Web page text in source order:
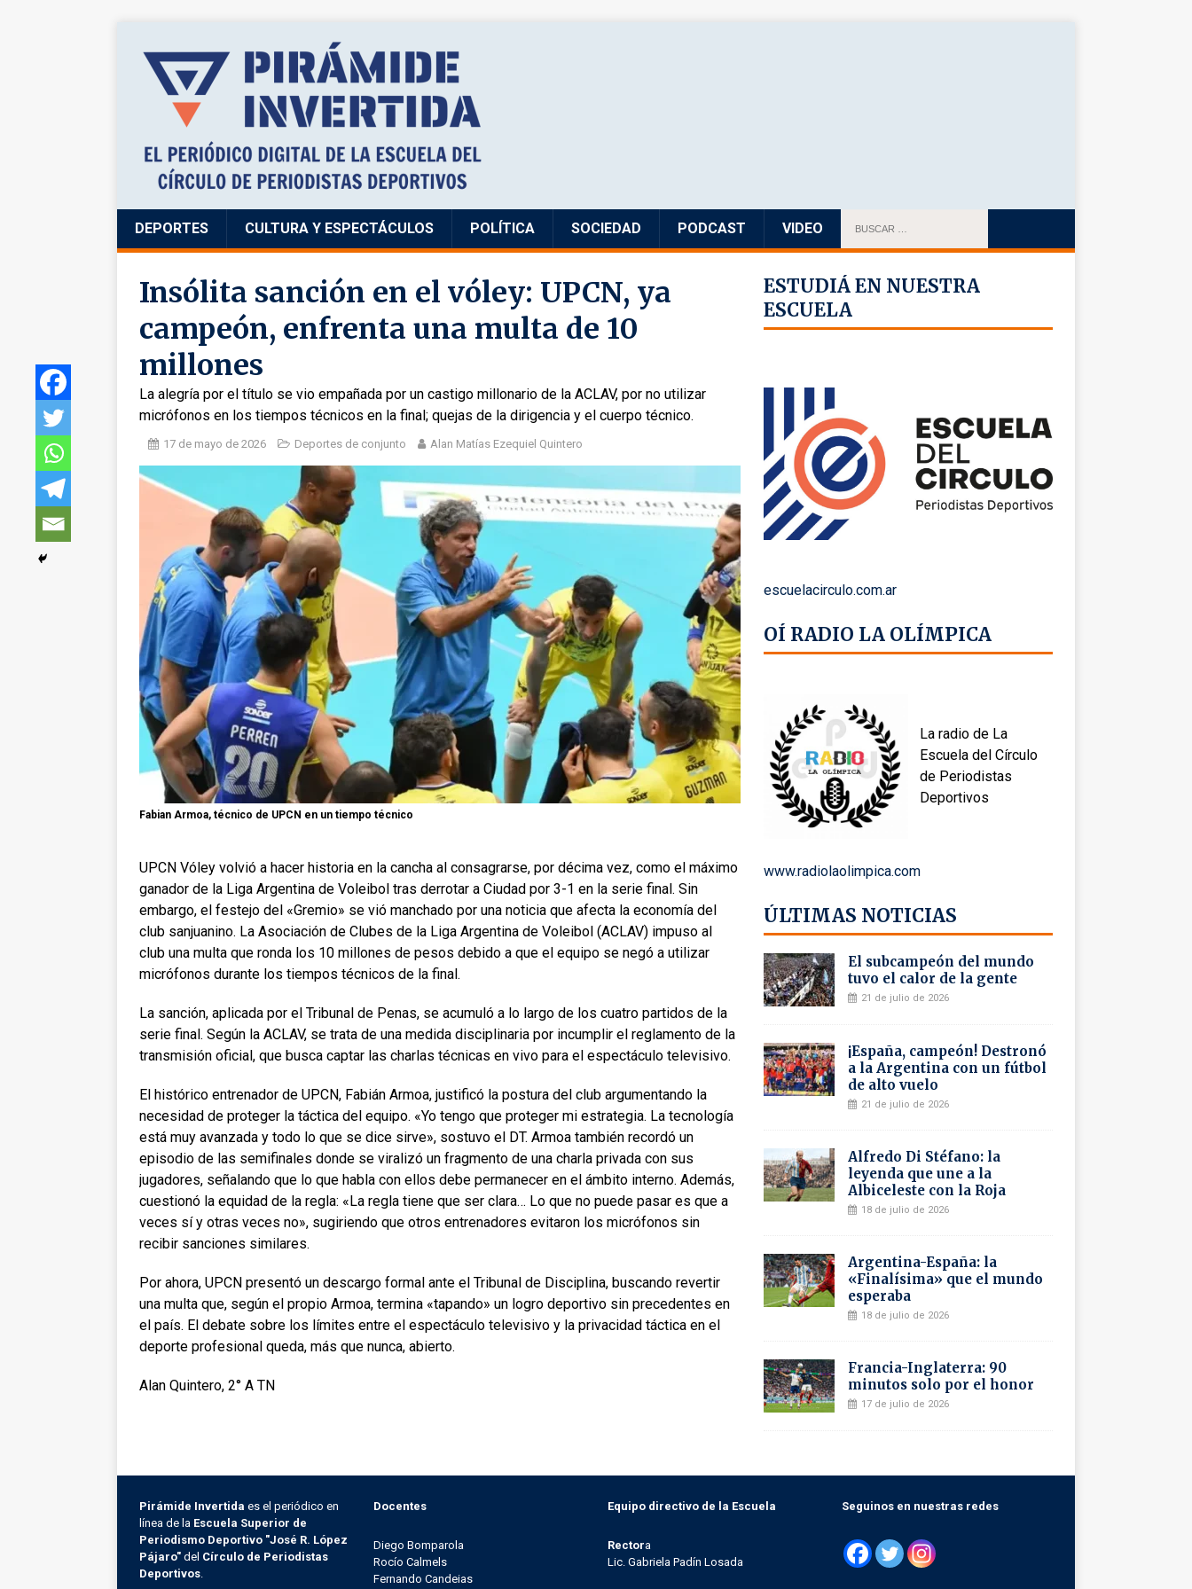
DEPORTES CULTURA Y ESPECTÁCULOS POLÍTICA SOCIEDAD PODCAST VIDEO
Insólita sanción en el vóley: UPCN, ya
campeón, enfrenta una multa de 10
millones
La alegría por el título se vio empañada por un castigo millonario de la ACLAV, por no utilizar
micrófonos en los tiempos técnicos en la final; quejas de la dirigencia y el cuerpo técnico.
17 de mayo de 2026 Deportes de conjunto Alan Matías Ezequiel Quintero
Fabian Armoa, técnico de UPCN en un tiempo técnico
UPCN Vóley volvió a hacer historia en la cancha al consagrarse, por décima vez, como el máximo
ganador de la Liga Argentina de Voleibol tras derrotar a Ciudad por 3-1 en la serie final. Sin
embargo, el festejo del «Gremio» se vió manchado por una noticia que afecta la economía del
club sanjuanino. La Asociación de Clubes de la Liga Argentina de Voleibol (ACLAV) impuso al
club una multa que ronda los 10 millones de pesos debido a que el equipo se negó a utilizar
micrófonos durante los tiempos técnicos de la final.
La sanción, aplicada por el Tribunal de Penas, se acumuló a lo largo de los cuatro partidos de la
serie final. Según la ACLAV, se trata de una medida disciplinaria por incumplir el reglamento de la
transmisión oficial, que busca captar las charlas técnicas en vivo para el espectáculo televisivo.
El histórico entrenador de UPCN, Fabián Armoa, justificó la postura del club argumentando la
necesidad de proteger la táctica del equipo. «Yo tengo que proteger mi estrategia. La tecnología
está muy avanzada y todo lo que se dice sirve», sostuvo el DT. Armoa también recordó un
episodio de las semifinales donde se viralizó un fragmento de una charla privada con sus
jugadores, señalando que lo que habla con ellos debe permanecer en el ámbito interno. Además,
cuestionó la equidad de la regla: «La regla tiene que ser clara… Lo que no puede pasar es que a
veces sí y otras veces no», sugiriendo que otros entrenadores evitaron los micrófonos sin
recibir sanciones similares.
Por ahora, UPCN presentó un descargo formal ante el Tribunal de Disciplina, buscando revertir
una multa que, según el propio Armoa, termina «tapando» un logro deportivo sin precedentes en
el país. El debate sobre los límites entre el espectáculo televisivo y la privacidad táctica en el
deporte profesional queda, más que nunca, abierto.
Alan Quintero, 2° A TN
ESTUDIÁ EN NUESTRA
ESCUELA
escuelacirculo.com.ar
OÍ RADIO LA OLÍMPICA
La radio de La
Escuela del Círculo
de Periodistas
Deportivos
www.radiolaolimpica.com
ÚLTIMAS NOTICIAS
El subcampeón del mundo
tuvo el calor de la gente
21 de julio de 2026
¡España, campeón! Destronó
a la Argentina con un fútbol
de alto vuelo
21 de julio de 2026
Alfredo Di Stéfano: la
leyenda que une a la
Albiceleste con la Roja
18 de julio de 2026
Argentina-España: la
«Finalísima» que el mundo
esperaba
18 de julio de 2026
Francia-Inglaterra: 90
minutos solo por el honor
17 de julio de 2026
Pirámide Invertida es el periódico en
línea de la Escuela Superior de
Periodismo Deportivo "José R. López
Pájaro" del Círculo de Periodistas
Deportivos
Docentes
Diego Bomparola
Rocío Calmels
Fernando Candeias
Equipo directivo de la Escuela
Rectora
Lic. Gabriela Padín Losada
Seguinos en nuestras redes